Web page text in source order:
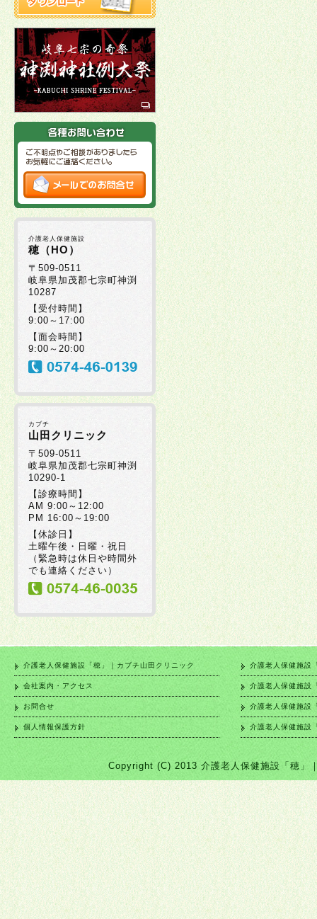
介護老人保健施設
穂（HO）
〒509-0511
岐阜県加茂郡七宗町神渕
10287
【受付時間】
9:00～17:00
【面会時間】
9:00～20:00
カブチ
山田クリニック
〒509-0511
岐阜県加茂郡七宗町神渕
10290-1
【診療時間】
AM 9:00～12:00
PM 16:00～19:00
【休診日】
土曜午後・日曜・祝日
（緊急時は休日や時間外
でも連絡ください）
介護老人保健施設「穂」｜カブチ山田クリニック
会社案内・アクセス
お問合せ
個人情報保護方針
介護老人保健施設
介護老人保健施設
介護老人保健施設
介護老人保健施設
Copyright (C) 2013 介護老人保健施設「穂